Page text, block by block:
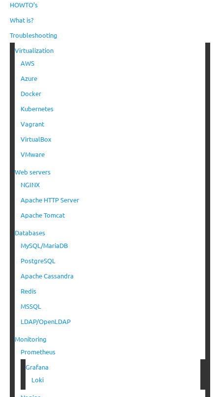
HOWTO’s
What is?
Troubleshooting
Virtualization
AWS
Azure
Docker
Kubernetes
Vagrant
VirtualBox
VMware
Web servers
NGINX
Apache HTTP Server
Apache Tomcat
Databases
MySQL/MariaDB
PostgreSQL
Apache Cassandra
Redis
MSSQL
LDAP/OpenLDAP
Monitoring
Prometheus
Grafana
Loki